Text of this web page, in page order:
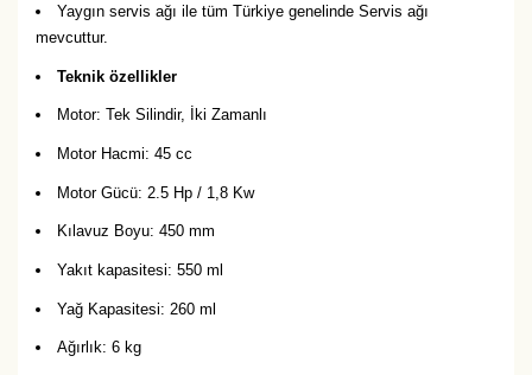
Yaygın servis ağı ile tüm Türkiye genelinde Servis ağı
mevcuttur.
Teknik özellikler
Motor: Tek Silindir, İki Zamanlı
Motor Hacmi: 45 cc
Motor Gücü: 2.5 Hp / 1,8 Kw
Kılavuz Boyu: 450 mm
Yakıt kapasitesi: 550 ml
Yağ Kapasitesi: 260 ml
Ağırlık: 6 kg